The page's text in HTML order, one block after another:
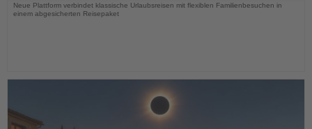
Neue Plattform verbindet klassische Urlaubsreisen mit flexiblen Familienbesuchen in
einem abgesicherten Reisepaket